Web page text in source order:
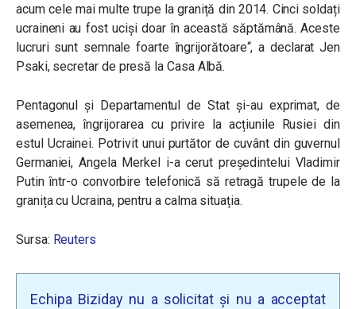
acum cele mai multe trupe la graniță din 2014. Cinci soldați
ucraineni au fost uciși doar în această săptămână. Aceste
lucruri sunt semnale foarte îngrijorătoare“, a declarat Jen
Psaki, secretar de presă la Casa Albă.
Pentagonul și Departamentul de Stat și-au exprimat, de
asemenea, îngrijorarea cu privire la acțiunile Rusiei din
estul Ucrainei. Potrivit unui purtător de cuvânt din guvernul
Germaniei, Angela Merkel i-a cerut președintelui Vladimir
Putin într-o convorbire telefonică să retragă trupele de la
granița cu Ucraina, pentru a calma situația.
Sursa: Reuters
Echipa Biziday nu a solicitat și nu a acceptat